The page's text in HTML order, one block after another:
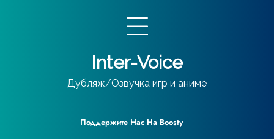
Inter-Voice
Дубляж/Озвучка игр и аниме
Поддержите Нас На Boosty